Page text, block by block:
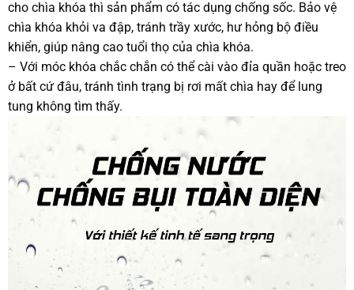
cho chìa khóa thì sản phẩm có tác dụng chống sốc. Bảo vệ
chìa khóa khỏi va đập, tránh trầy xước, hư hỏng bộ điều
khiển, giúp nâng cao tuổi thọ của chìa khóa.
– Với móc khóa chắc chắn có thể cài vào đỉa quần hoặc treo
ở bất cứ đâu, tránh tình trạng bị rơi mất chìa hay để lung
tung không tìm thấy.